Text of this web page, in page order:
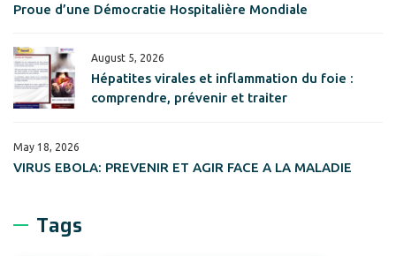
Proue d’une Démocratie Hospitalière Mondiale
August 5, 2026
Hépatites virales et inflammation du foie :
comprendre, prévenir et traiter
May 18, 2026
VIRUS EBOLA: PREVENIR ET AGIR FACE A LA MALADIE
Tags